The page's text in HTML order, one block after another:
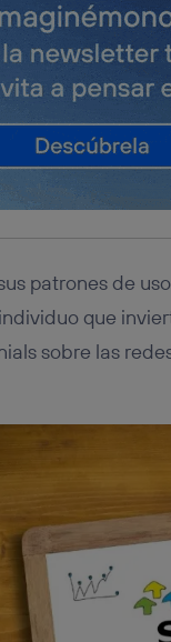
patrones de
que
sobre las
el uso de la
ancha
(p. ej.,
de
será más
del usuario del móvil.
Utiq
la política de